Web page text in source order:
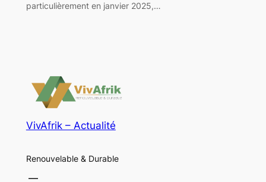
particulièrement en janvier 2025,…
VivAfrik – Actualité
Renouvelable & Durable